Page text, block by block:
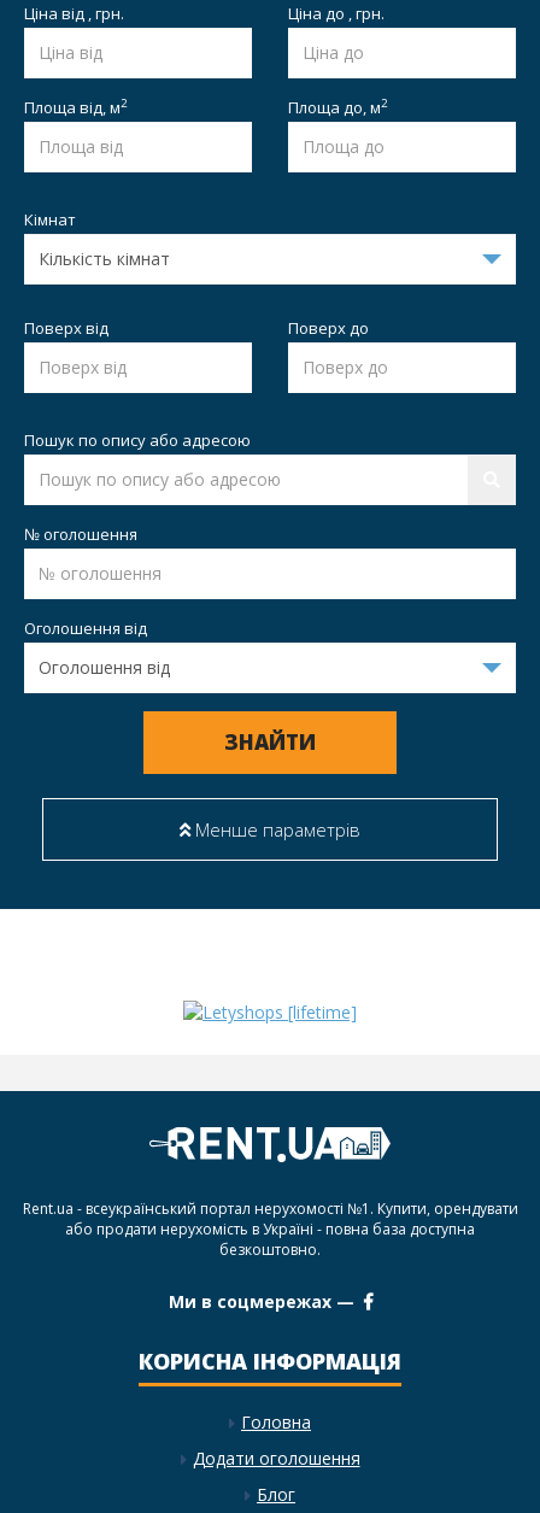
Ціна від , грн. Ціна до , грн.
Площа від,м2 Площа до,м2
Кімнат
Поверх від Поверх до
Пошук по опису або адресою
№ оголошення
Оголошення від
ЗНАЙТИ
Менше параметрів
Rent.ua - всеукраїнський портал нерухомості №1. Купити, орендувати
або продати нерухомість в Україні - повна база доступна
безкоштовно.
Ми в соцмережах —
КОРИСНА ІНФОРМАЦІЯ
Головна
Додати оголошення
Блог